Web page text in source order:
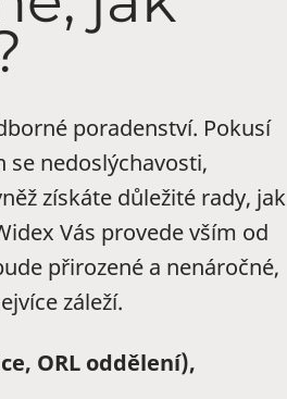
poradenství. Pokusí
se nedoslýchavosti,
získáte důležité rady, jak
Vás provede vším od
přirozené a nenáročné,
záleží.
ORL oddělení),